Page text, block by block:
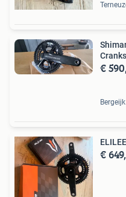
€
Bergeijk
€